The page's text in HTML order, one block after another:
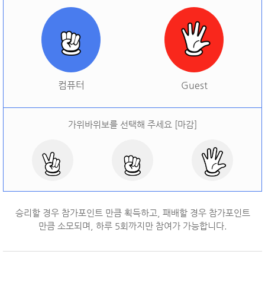
컴퓨터 Guest
가위바위보를 선택해 주세요 [마감]
오늘 승률: 오늘 결과: ]
승리할 경우 참가포인트 만큼 획득하고, 패배할 경우 참가포인트
만큼 소모되며, 하루 5회까지만 참여가 가능합니다.